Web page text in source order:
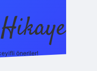
öneriler!